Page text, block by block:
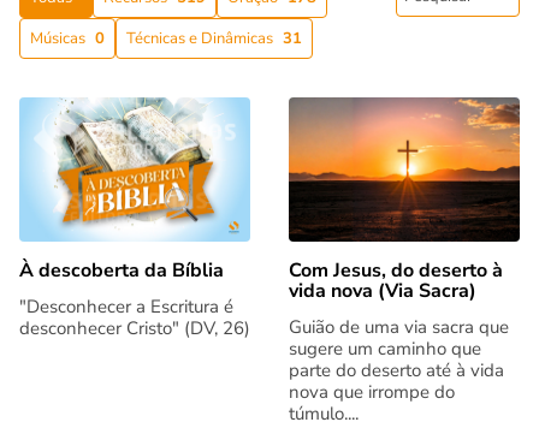
Músicas 0 Técnicas e Dinâmicas 31
À descoberta da Bíblia
"Desconhecer a Escritura é
desconhecer Cristo" (DV, 26)
Com Jesus, do deserto à
vida nova (Via Sacra)
Guião de uma via sacra que
sugere um caminho que
parte do deserto até à vida
nova que irrompe do
túmulo....